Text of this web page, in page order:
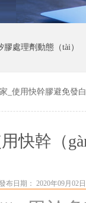
膠處理劑動態（tài）
_使用快幹膠避免發
快幹（
布日期： 2020年09月02